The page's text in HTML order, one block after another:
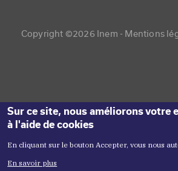
Copyright ©2026 Inem - Mentions
Sur ce site, nous améliorons votre
à l'aide de cookies
En cliquant sur le bouton Accepter, vous nous
En savoir plus